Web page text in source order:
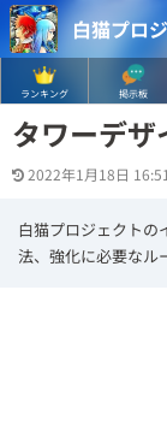
白猫プロ
ランキング 掲示板
タワーデ
2022年1月18日 16:51
白猫プロジェクトの
法、強化に必要なル